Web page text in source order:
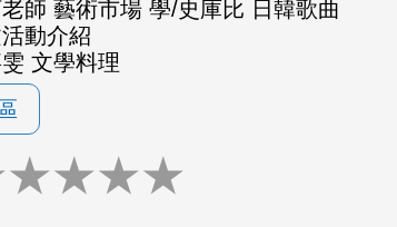
師 藝術市場 學/史庫比 日韓歌曲
動介紹
文學料理
★★★★